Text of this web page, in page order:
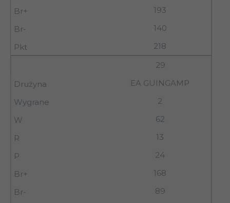
193
140
218
29
EA GUINGAMP
2
62
13
24
168
89